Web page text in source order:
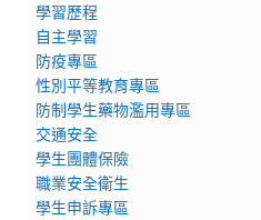
學習歷程
自主學習
防疫專區
性別平等教育專區
防制學生藥物濫用專區
交通安全
學生團體保險
職業安全衛生
學生申訴專區